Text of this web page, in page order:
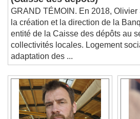
(Caisse des dépôts)
GRAND TÉMOIN. En 2018, Olivier
la création et la direction de la
entité de la Caisse des dépôts au
collectivités locales. Logement
adaptation des ...